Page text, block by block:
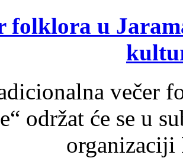
folklora u
večer
održat će se u
organizaciji